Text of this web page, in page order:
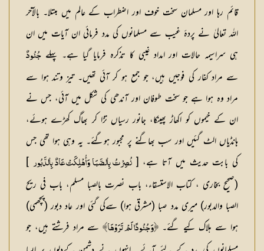
قائم رہا اور مسلمان سخت خوف اور اضطراب کے عالم میں مبتلا۔ بالآخر
اللہ تعالیٰ نے پردۂ غیب سے مسلمانوں کی مدد فرمائی ان آیات میں ان
ہی سراسیمہ حالات اور امداد غیبی کا تذکرہ فرمایا گیا ہے۔ پہلے جُنُودٌ
سے مراد کفار کی فوجیں ہیں، جو جمع ہو کر آئی تھیں۔ تیز وتند ہوا سے
مراد وہ ہوا ہے جو سخت طوفان اور آندھی کی شکل میں آئی، جس نے
ان کے خیموں کو اکھاڑ پھینکا، جانور رسیاں تڑا کر بھاگ کھڑے ہوئے،
ہانڈیاں الٹ گئیں اور سب بھاگنے پر مجبور ہوگئے۔ یہ وہی ہوا تھی جس
کی بابت حدیث میں آتا ہے، [نُصِرْتُ بِالصَّبَا وَأُهْلِكَتْ عَادٌ بِالدَّبُور ]
(صحيح بخاری ، كتاب الاستسقاء، باب نصرت بالصبا مسلم، باب في ريح
الصبا والدبور) میری مدد صبا (مشرقی ہوا) سےکی گئی اور عاد دبور (پچھمی)
ہوا سے ہلاک کیے گئے۔﴿وَجُنُودًا لَمْ تَرَوْهَا﴾سے مراد فرشتے ہیں، جو